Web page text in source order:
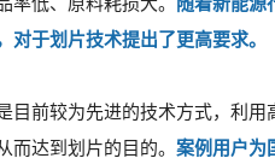
对于划片技术提出了更高要求。
目前较为先进的技术方式，利
而达到划片的目的。案例用户为